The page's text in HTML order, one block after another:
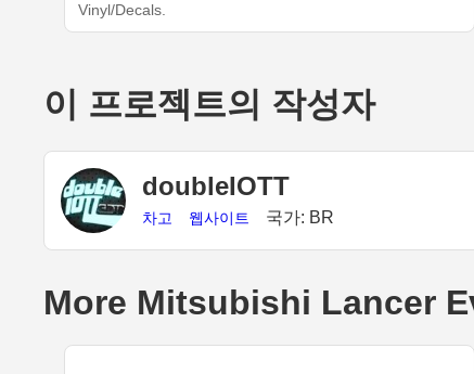
Vinyl/Decals.
이 프로젝트의 작성자
doubleIOTT
차고 웹사이트 국가: BR
More Mitsubishi Lancer